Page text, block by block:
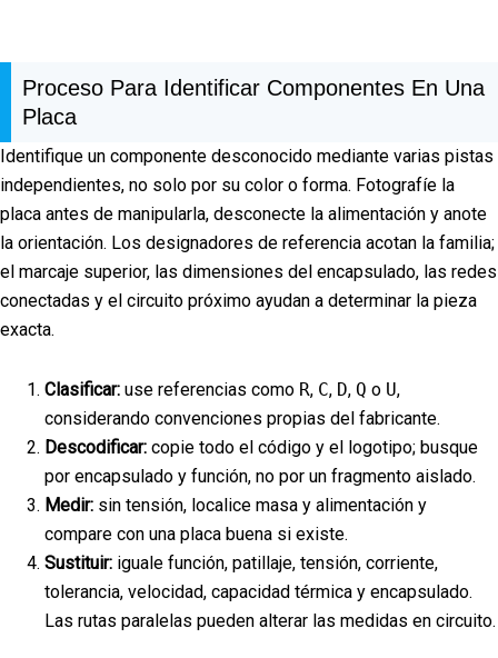
Proceso Para Identificar Componentes En Una
Placa
Identifique un componente desconocido mediante varias pistas
independientes, no solo por su color o forma. Fotografíe la
placa antes de manipularla, desconecte la alimentación y anote
la orientación. Los designadores de referencia acotan la familia;
el marcaje superior, las dimensiones del encapsulado, las redes
conectadas y el circuito próximo ayudan a determinar la pieza
exacta.
Clasificar: use referencias como R, C, D, Q o U,
considerando convenciones propias del fabricante.
Descodificar: copie todo el código y el logotipo; busque
por encapsulado y función, no por un fragmento aislado.
Medir: sin tensión, localice masa y alimentación y
compare con una placa buena si existe.
Sustituir: iguale función, patillaje, tensión, corriente,
tolerancia, velocidad, capacidad térmica y encapsulado.
Las rutas paralelas pueden alterar las medidas en circuito.